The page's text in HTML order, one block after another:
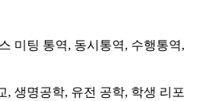
미팅 통역, 동시통역, 수행통역,
, 생명공학, 유전 공학, 학생 리포